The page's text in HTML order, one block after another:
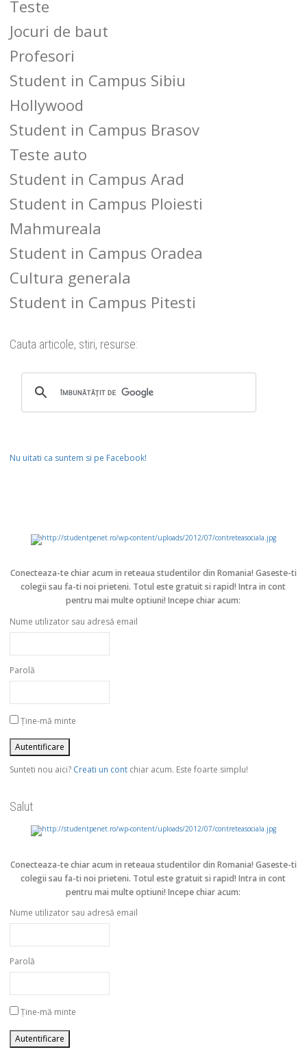
Teste
Jocuri de baut
Profesori
Student in Campus Sibiu
Hollywood
Student in Campus Brasov
Teste auto
Student in Campus Arad
Student in Campus Ploiesti
Mahmureala
Student in Campus Oradea
Cultura generala
Student in Campus Pitesti
Cauta articole, stiri, resurse:
Nu uitati ca suntem si pe Facebook!
Conecteaza-te chiar acum in reteaua studentilor din Romania! Gaseste-ti
colegii sau fa-ti noi prieteni. Totul este gratuit si rapid! Intra in cont
pentru mai multe optiuni! Incepe chiar acum:
Nume utilizator sau adresă email
Parolă
Ține-mă minte
Sunteti nou aici? Creati un cont chiar acum. Este foarte simplu!
Salut
Conecteaza-te chiar acum in reteaua studentilor din Romania! Gaseste-ti
colegii sau fa-ti noi prieteni. Totul este gratuit si rapid! Intra in cont
pentru mai multe optiuni! Incepe chiar acum:
Nume utilizator sau adresă email
Parolă
Ține-mă minte